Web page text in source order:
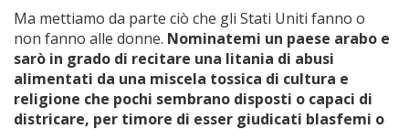
Ma mettiamo da parte ciò che gli Stati Uniti fanno o
non fanno alle donne. Nominatemi un paese arabo e
sarò in grado di recitare una litania di abusi
alimentati da una miscela tossica di cultura e
religione che pochi sembrano disposti o capaci di
districare, per timore di esser giudicati blasfemi o